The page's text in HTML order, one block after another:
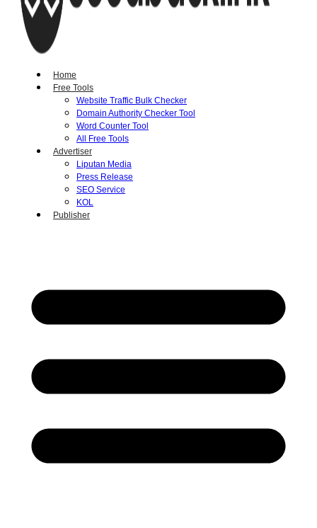
Home
Free Tools
Website Traffic Bulk Checker
Domain Authority Checker Tool
Word Counter Tool
All Free Tools
Advertiser
Liputan Media
Press Release
SEO Service
KOL
Publisher